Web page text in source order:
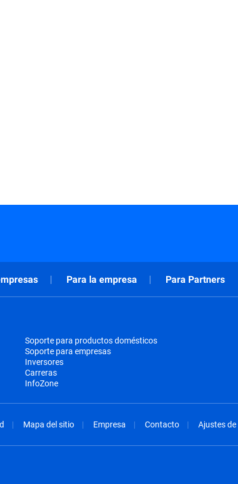
Para la empresa Para Partners
Soporte para productos domésticos
Soporte para empresas
Inversores
Carreras
InfoZone
Mapa del sitio Empresa Contacto Ajustes